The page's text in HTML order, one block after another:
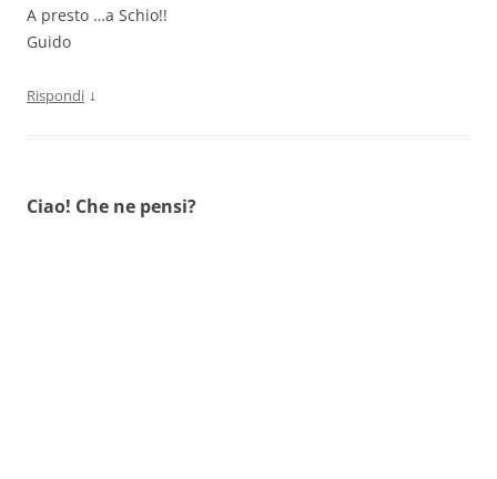
A presto …a Schio!!
Guido
Rispondi ↓
Ciao! Che ne pensi?